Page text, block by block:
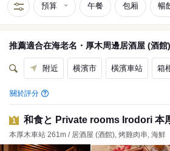
預算 午餐 包厢 暢
推薦適合在海老名・厚木周邊居酒屋 (酒館)
附近 横濱市 橫濱車站 箱
關於評分
1 和食と Private rooms Irodori 本
本厚木車站 261m / 居酒屋 (酒館), 烤雞肉串, 海鮮